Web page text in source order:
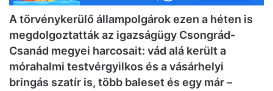
A törvénykerülő állampolgárok ezen a héten is
megdolgoztatták az igazságügy Csongrád-
Csanád megyei harcosait: vád alá került a
mórahalmi testvérgyilkos és a vásárhelyi
bringás szatír is, több baleset és egy már –